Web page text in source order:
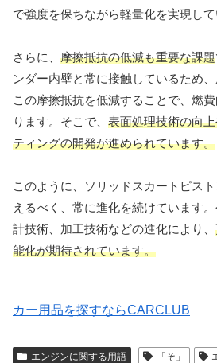
で強度を保ちながら軽量化を実現して
さらに、 摩擦抵抗の低減も重要な課題
ンダー内壁と常に接触しているため、
この摩擦抵抗を低減することで、燃
ります。そこで、 表面処理技術の向
ティングの開発が進められています。
このように、ソリッドスカートピス
えるべく、常に進化を続けています
計技術、加工技術などの進化により、
能化が期待されています。
カー用品を探すならCARCLUB
エンジンに関する用語 「そ」